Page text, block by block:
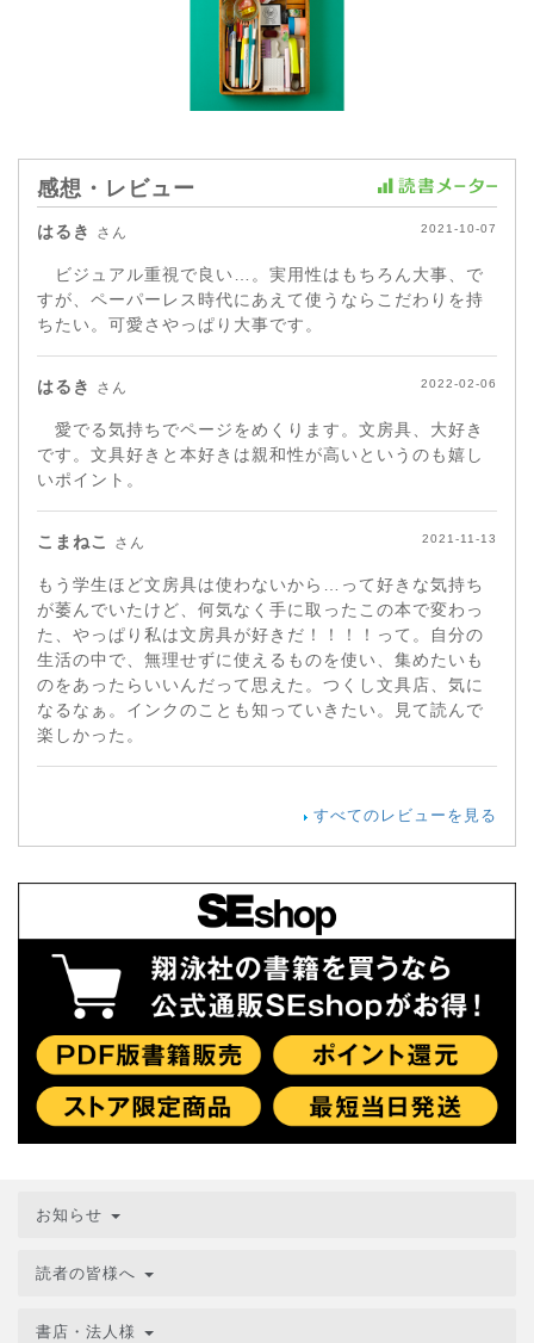
感想・レビュー
はるき さん 2021-10-07
ビジュアル重視で良い…。実用性はもちろん大事、で
すが、ペーパーレス時代にあえて使うならこだわりを持
ちたい。可愛さやっぱり大事です。
はるき さん 2022-02-06
愛でる気持ちでページをめくります。文房具、大好き
です。文具好きと本好きは親和性が高いというのも嬉し
いポイント。
こまねこ さん 2021-11-13
もう学生ほど文房具は使わないから…って好きな気持ち
が萎んでいたけど、何気なく手に取ったこの本で変わっ
た、やっぱり私は文房具が好きだ！！！！って。自分の
生活の中で、無理せずに使えるものを使い、集めたいも
のをあったらいいんだって思えた。つくし文具店、気に
なるなぁ。インクのことも知っていきたい。見て読んで
楽しかった。
すべてのレビューを見る
お知らせ
読者の皆様へ
書店・法人様